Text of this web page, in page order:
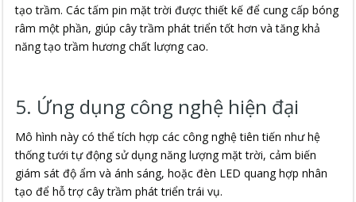
tạo trầm. Các tấm pin mặt trời được thiết kế để cung cấp bóng
râm một phần, giúp cây trầm phát triển tốt hơn và tăng khả
năng tạo trầm hương chất lượng cao.
5. Ứng dụng công nghệ hiện đại
Mô hình này có thể tích hợp các công nghệ tiên tiến như hệ
thống tưới tự động sử dụng năng lượng mặt trời, cảm biến
giám sát độ ẩm và ánh sáng, hoặc đèn LED quang hợp nhân
tạo để hỗ trợ cây trầm phát triển trái vụ.